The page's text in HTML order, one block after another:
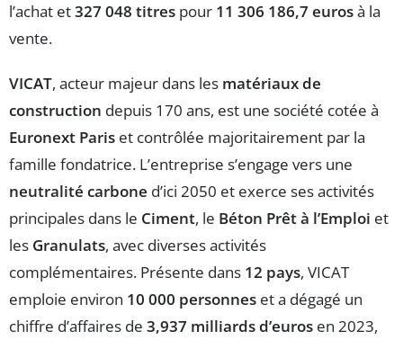
l’achat et327 048 titres pour 11 306 186,7 eurosà la
vente.
VICAT, acteur majeur dans les matériaux de
construction depuis 170 ans, est une société cotée à
Euronext Paris et contrôlée majoritairement par la
famille fondatrice. L’entreprise s’engage vers une
neutralité carbone d’ici 2050 et exerce ses activités
principales dans le Ciment, le Béton Prêt à l’Emploi et
les Granulats, avec diverses activités
complémentaires. Présente dans 12 pays, VICAT
emploie environ 10 000 personnes et a dégagé un
chiffre d’affaires de 3,937 milliards d’euros en 2023,